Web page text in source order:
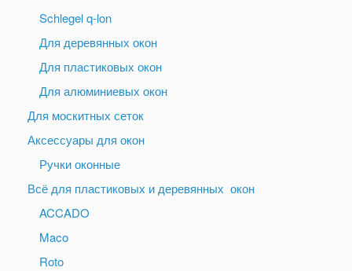
Schlegel q-lon
Для деревянных окон
Для пластиковых окон
Для алюминиевых окон
Для москитных сеток
Аксессуары для окон
Ручки оконные
Всё для пластиковых и деревянных окон
ACCADO
Maco
Roto